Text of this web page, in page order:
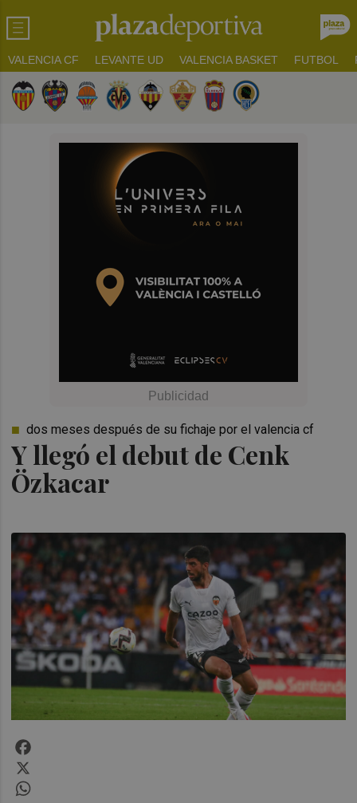
VALENCIA CF LEVANTE UD VALENCIA BASKET FUTBOL
Y llegó el debut de Cenk
Özkacar
dos meses después de su fichaje por el valencia cf